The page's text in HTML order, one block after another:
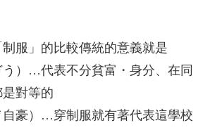
服」的比較傳統的意義就是
）…代表不分貧富・身分、在同
對等的
豪）…穿制服就有著代表這學校